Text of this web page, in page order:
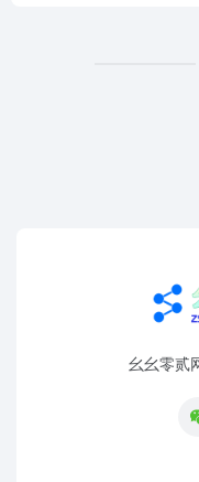
幺幺零贰